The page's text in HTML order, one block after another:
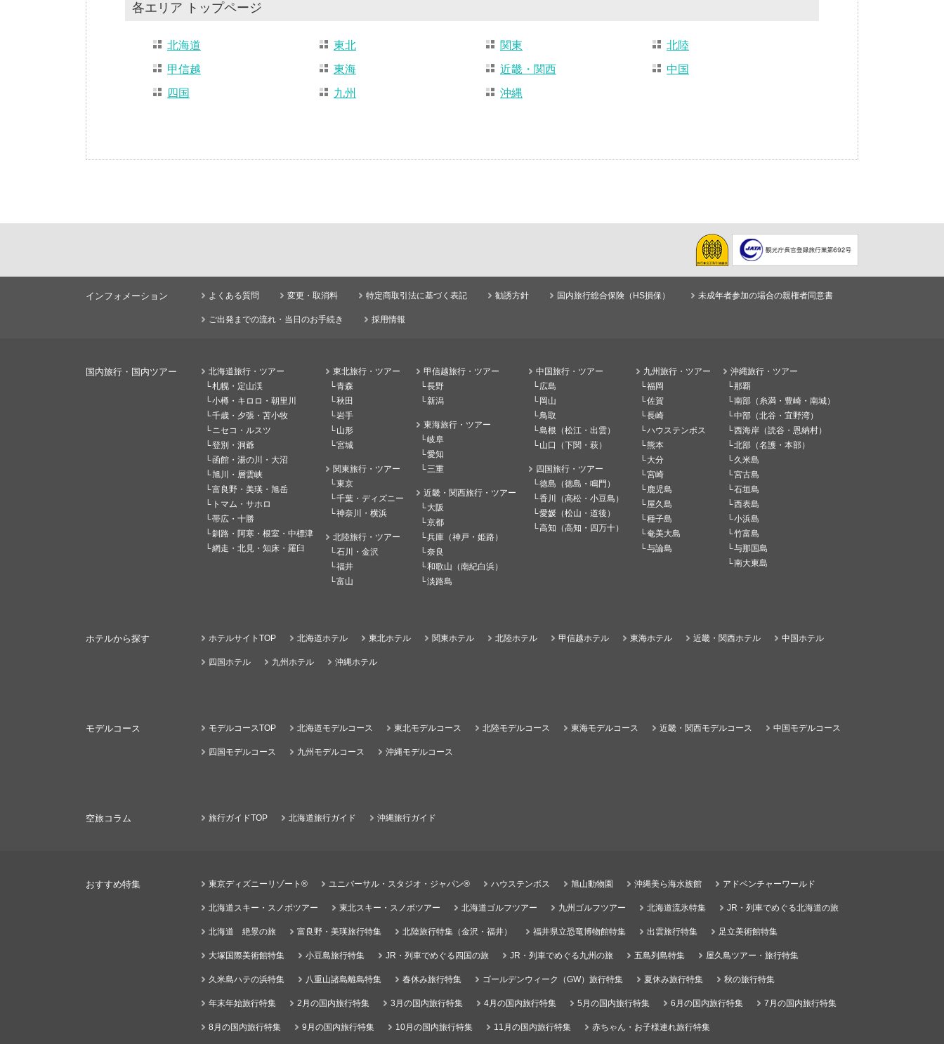
各エリア トップページ
北海道 東北 関東
北陸
甲信越
東海 近畿・関西
中国
四国
九州 沖縄
インフォメーション よくある質問 変更・取消料 特定商取引法に基づく表記 勧誘方針 国内旅行総合保険（HS損保） 未成年者参加の場合の親権者同意書
ご出発までの流れ・当日のお手続き 採用情報
国内旅行・国内ツアー
北海道旅行・ツアー
札幌・定山渓
小樽・キロロ・朝里川
千歳・夕張・苫小牧
ニセコ・ルスツ
登別・洞爺
函館・湯の川・大沼
旭川・層雲峡
富良野・美瑛・旭岳
トマム・サホロ
帯広・十勝
釧路・阿寒・根室・中標津
網走・北見・知床・羅臼
東北旅行・ツアー
青森
秋田
岩手
山形
宮城
関東旅行・ツアー
東京
千葉・ディズニー
神奈川・横浜
北陸旅行・ツアー
石川・金沢
福井
富山
甲信越旅行・ツアー
長野
新潟
東海旅行・ツアー
岐阜
愛知
三重
近畿・関西旅行・ツアー
大阪
京都
兵庫（神戸・姫路）
奈良
和歌山（南紀白浜）
淡路島
中国旅行・ツアー
広島
岡山
鳥取
島根（松江・出雲）
山口（下関・萩）
四国旅行・ツアー
徳島（徳島・鳴門）
香川（高松・小豆島）
愛媛（松山・道後）
高知（高知・四万十）
九州旅行・ツアー
福岡
佐賀
長崎
ハウステンボス
熊本
大分
宮崎
鹿児島
屋久島
種子島
奄美大島
与論島
沖縄旅行・ツアー
那覇
南部（糸満・豊崎・南城）
中部（北谷・宜野湾）
西海岸（読谷・恩納村）
北部（名護・本部）
久米島
宮古島
石垣島
西表島
小浜島
竹富島
与那国島
南大東島
ホテルから探す ホテルサイトTOP 北海道ホテル 東北ホテル 関東ホテル 北陸ホテル 甲信越ホテル 東海ホテル 近畿・関西ホテル 中国ホテル
四国ホテル 九州ホテル 沖縄ホテル
モデルコース モデルコースTOP 北海道モデルコース 東北モデルコース 北陸モデルコース 東海モデルコース 近畿・関西モデルコース 中国モデルコース
四国モデルコース 九州モデルコース 沖縄モデルコース
空旅コラム 旅行ガイドTOP 北海道旅行ガイド 沖縄旅行ガイド
おすすめ特集 東京ディズニーリゾート® ユニバーサル・スタジオ・ジャパン® ハウステンボス 旭山動物園 沖縄美ら海水族館 アドベンチャーワールド
北海道スキー・スノボツアー 東北スキー・スノボツアー 北海道ゴルフツアー 九州ゴルフツアー 北海道流氷特集 JR・列車でめぐる北海道の旅
北海道 絶景の旅 富良野・美瑛旅行特集 北陸旅行特集（金沢・福井） 福井県立恐竜博物館特集 出雲旅行特集 足立美術館特集
大塚国際美術館特集 小豆島旅行特集 JR・列車でめぐる四国の旅 JR・列車でめぐる九州の旅 五島列島特集 屋久島ツアー・旅行特集
久米島ハテの浜特集 八重山諸島離島特集 春休み旅行特集 ゴールデンウィーク（GW）旅行特集 夏休み旅行特集 秋の旅行特集
年末年始旅行特集 2月の国内旅行特集 3月の国内旅行特集 4月の国内旅行特集 5月の国内旅行特集 6月の国内旅行特集 7月の国内旅行特集
8月の国内旅行特集 9月の国内旅行特集 10月の国内旅行特集 11月の国内旅行特集 赤ちゃん・お子様連れ旅行特集